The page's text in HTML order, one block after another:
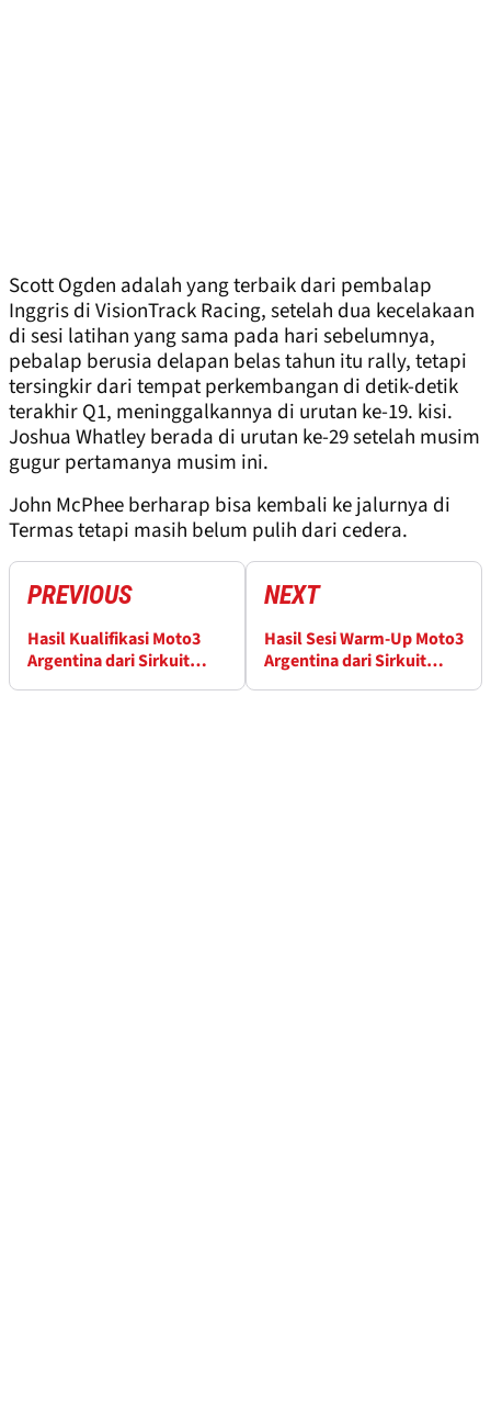
Scott Ogden adalah yang terbaik dari pembalap
Inggris di VisionTrack Racing, setelah dua kecelakaan
di sesi latihan yang sama pada hari sebelumnya,
pebalap berusia delapan belas tahun itu rally, tetapi
tersingkir dari tempat perkembangan di detik-detik
terakhir Q1, meninggalkannya di urutan ke-19. kisi.
Joshua Whatley berada di urutan ke-29 setelah musim
gugur pertamanya musim ini.
John McPhee berharap bisa kembali ke jalurnya di
Termas tetapi masih belum pulih dari cedera.
PREVIOUS
Hasil Kualifikasi Moto3
Argentina dari Sirkuit
NEXT
Hasil Sesi Warm-Up Moto3
Argentina dari Sirkuit